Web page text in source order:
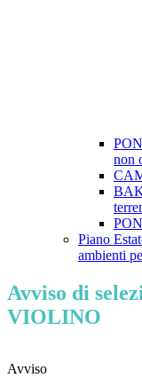
non
Piano
ambienti
Avviso di
VIOLINO
Avviso